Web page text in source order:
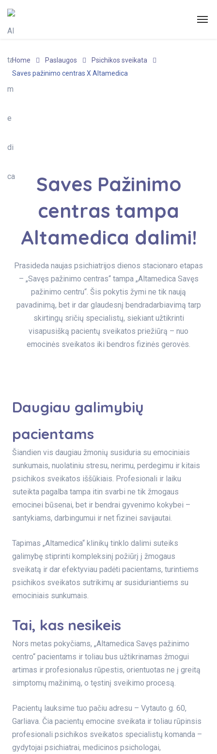
Home Paslaugos
Psichikos sveikata
Saves pažinimo centras X Altamedica
Saves Pažinimo
centras tampa
Altamedica dalimi!
Prasideda naujas psichiatrijos dienos stacionaro etapas
– „Savęs pažinimo centras“ tampa „Altamedica Savęs
pažinimo centru“. Šis pokytis žymi ne tik naują
pavadinimą, bet ir dar glaudesnį bendradarbiavimą tarp
skirtingų sričių specialistų, siekiant užtikrinti
visapusišką pacientų sveikatos priežiūrą – nuo
emocinės sveikatos iki bendros fizinės gerovės.
Daugiau galimybių
pacientams
Šiandien vis daugiau žmonių susiduria su emociniais
sunkumais, nuolatiniu stresu, nerimu, perdegimu ir kitais
psichikos sveikatos iššūkiais. Profesionali ir laiku
suteikta pagalba tampa itin svarbi ne tik žmogaus
emocinei būsenai, bet ir bendrai gyvenimo kokybei –
santykiams, darbingumui ir net fizinei savijautai.
Tapimas „Altamedica“ klinikų tinklo dalimi suteiks
galimybę stiprinti kompleksinį požiūrį į žmogaus
sveikatą ir dar efektyviau padėti pacientams, turintiems
psichikos sveikatos sutrikimų ar susiduriantiems su
emociniais sunkumais.
Tai, kas nesikeis
Nors metas pokyčiams, „Altamedica Savęs pažinimo
centro“ pacientams ir toliau bus užtikrinamas žmogui
artimas ir profesionalus rūpestis, orientuotas ne į greitą
simptomų mažinimą, o tęstinį sveikimo procesą.
Pacientų lauksime tuo pačiu adresu – Vytauto g. 60,
Garliava. Čia pacientų emocine sveikata ir toliau rūpinsis
profesionali psichikos sveikatos specialistų komanda –
gydytojai psichiatrai, medicinos psichologai,